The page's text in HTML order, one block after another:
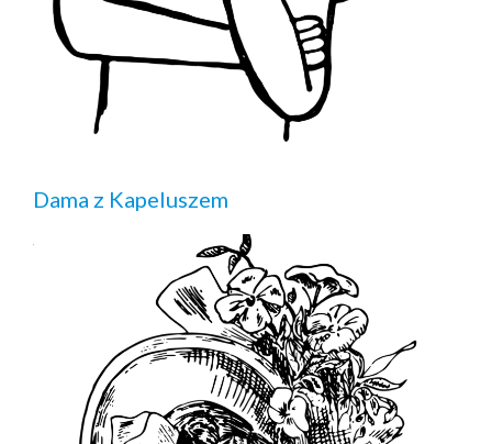
Dama z Kapeluszem